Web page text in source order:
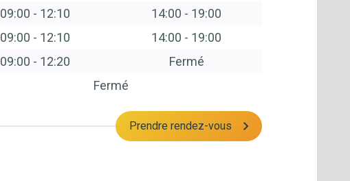
09:00 - 12:10 14:00 - 19:00
09:00 - 12:10 14:00 - 19:00
09:00 - 12:20
Fermé
Fermé
Prendre rendez-vous